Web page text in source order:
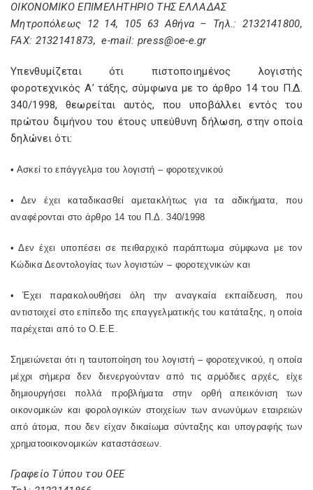
ΟΙΚΟΝΟΜΙΚΟ ΕΠΙΜΕΛΗΤΗΡΙΟ ΤΗΣ ΕΛΛΑΔΑΣ
Μητροπόλεως 12 14, 105 63 Αθήνα – Τηλ.: 2132141800,
FAX: 2132141873, e-mail: press@oe-e.gr
Υπενθυμίζεται ότι πιστοποιημένος λογιστής
φοροτεχνικός Α’ τάξης, σύμφωνα με το άρθρο 14 του Π.Δ.
340/1998, θεωρείται αυτός, που υποβάλλει εντός του
πρώτου διμήνου του έτους υπεύθυνη δήλωση, στην οποία
δηλώνει ότι:
• Ασκεί το επάγγελμα του λογιστή – φοροτεχνικού
• Δεν έχει καταδικασθεί αμετακλήτως για τα αδικήματα, που
αναφέρονται στο άρθρο 14 του Π.Δ. 340/1998
• Δεν έχει υποπέσει σε πειθαρχικό παράπτωμα σύμφωνα με τον
Κώδικα Δεοντολογίας των λογιστών – φοροτεχνικών και
• Έχει παρακολουθήσει όλη την αναγκαία εκπαίδευση, που
αντιστοιχεί στο επίπεδο της επαγγελματικής του κατάταξης, η οποία
παρέχεται από το Ο.Ε.Ε.
Σημειώνεται ότι η ταυτοποίηση του λογιστή – φοροτεχνικού, η οποία
μέχρι σήμερα δεν διενεργούνταν από τις αρμόδιες αρχές, είχε
δημιουργήσει πολλά προβλήματα στην ορθή απεικόνιση των
οικονομικών και φορολογικών στοιχείων των ανωνύμων εταιρειών
από άτομα, που δεν είχαν δικαίωμα σύνταξης και υπογραφής των
χρηματοοικονομικών καταστάσεων.
Γραφείο Τύπου του ΟΕΕ